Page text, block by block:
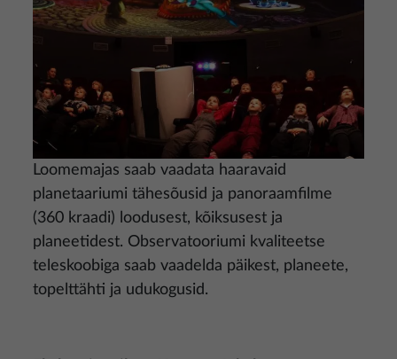
Loomemajas saab vaadata haaravaid
planetaariumi tähesõusid ja panoraamfilme
(360 kraadi) loodusest, kõiksusest ja
planeetidest. Observatooriumi kvaliteetse
teleskoobiga saab vaadelda päikest, planeete,
topelttähti ja udukogusid.